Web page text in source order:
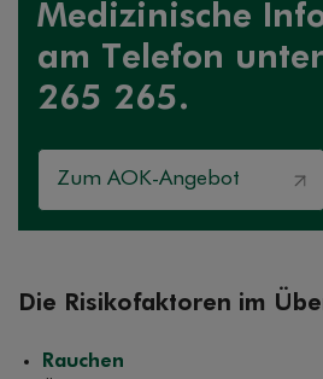
Medizinische
am Telefon
265 265.
Zum AOK-Angebot
Die Risikofaktoren im
Rauchen